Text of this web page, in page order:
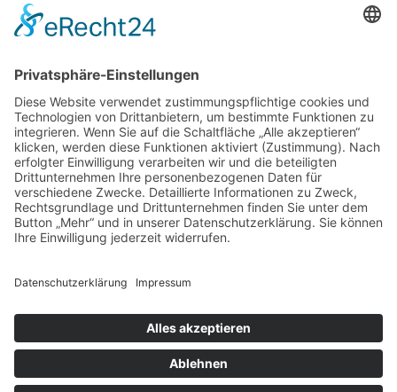
01219 Dresden
Tel.: (0351) 4719933
ALLGEMEIN
HAUTÄRZTE
HAUTÄRZTE
HAUTARZT NOTDIENST